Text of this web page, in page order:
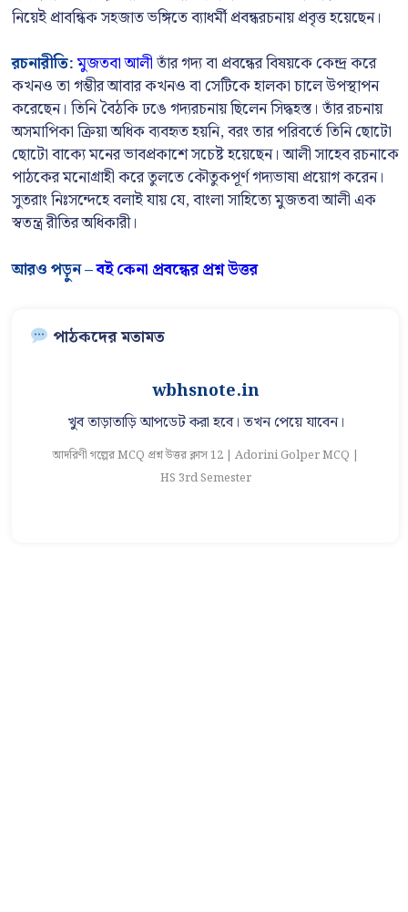
নিয়েই প্রাবন্ধিক সহজাত ভঙ্গিতে ব্যাধর্মী প্রবন্ধরচনায় প্রবৃত্ত হয়েছেন।
রচনারীতি:মুজতবা আলীতাঁর গদ্য বা প্রবন্ধের বিষয়কে কেন্দ্র করে
কখনও তা গম্ভীর আবার কখনও বা সেটিকে হালকা চালে উপস্থাপন
করেছেন। তিনি বৈঠকি ঢঙে গদ্যরচনায় ছিলেন সিদ্ধহস্ত। তাঁর রচনায়
অসমাপিকা ক্রিয়া অধিক ব্যবহৃত হয়নি, বরং তার পরিবর্তে তিনি ছোটো
ছোটো বাক্যে মনের ভাবপ্রকাশে সচেষ্ট হয়েছেন। আলী সাহেব রচনাকে
পাঠকের মনোগ্রাহী করে তুলতে কৌতুকপূর্ণ গদ্যভাষা প্রয়োগ করেন।
সুতরাং নিঃসন্দেহে বলাই যায় যে, বাংলা সাহিত্যে মুজতবা আলী এক
স্বতন্ত্র রীতির অধিকারী।
আরও পড়ুন –বই কেনা প্রবন্ধের প্রশ্ন উত্তর
পাঠকদের মতামত
wbhsnote.in
খুব তাড়াতাড়ি আপডেট করা হবে। তখন পেয়ে যাবেন।
আদরিণী গল্পের MCQ প্রশ্ন উত্তর ক্লাস 12 | Adorini Golper MCQ |
HS 3rd Semester